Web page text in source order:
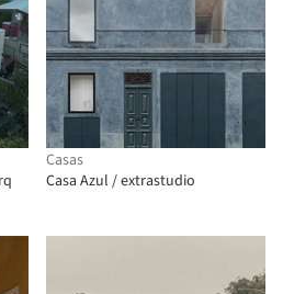
Casas
Casa Azul / extrastudio